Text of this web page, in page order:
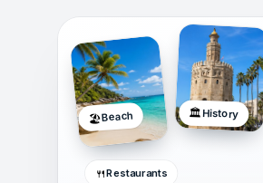
🏖️Beach 🏛️History
🍴Restaurants